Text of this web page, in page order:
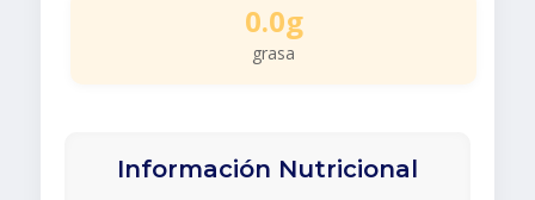
0.0g
grasa
Información Nutricional